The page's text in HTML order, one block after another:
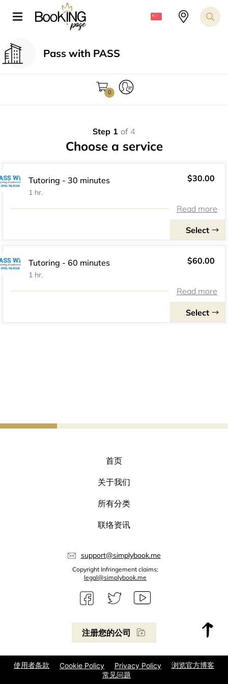
注册您的公司
首页
关于我们
所有分类
联络资讯
support@simplybook.me
Copyright Infringement claims:
legal@simplybook.me
使用者条款 Cookie Policy Privacy Policy
浏览官方博客
常见问题